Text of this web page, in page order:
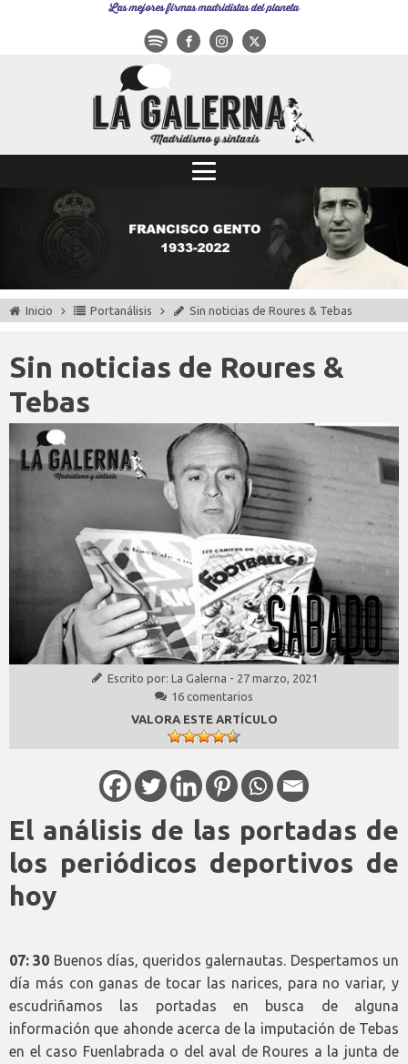
Las mejores firmas madridistas del planeta
Inicio Portanálisis Sin noticias de Roures & Tebas
Sin noticias de Roures &
Tebas
Escrito por: La Galerna - 27 marzo, 2021
16 comentarios
VALORA ESTE ARTÍCULO
El análisis de las portadas de
los periódicos deportivos de
hoy
07: 30 Buenos días, queridos galernautas. Despertamos un
día más con ganas de tocar las narices, para no variar, y
escudriñamos las portadas en busca de alguna
información que ahonde acerca de la imputación de Tebas
en el caso Fuenlabrada o del aval de Roures a la junta de